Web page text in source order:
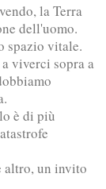
la Terra
dell'uomo.
spazio vitale.
viverci sopra a
è di più
altro, un invito